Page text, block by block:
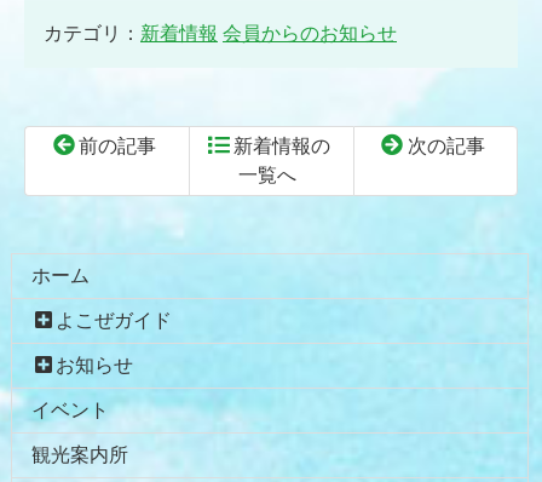
カテゴリ： 新着情報 会員からのお知らせ
前の記事
新着情報の
一覧へ
次の記事
ン
文
の
の
へ
戻
ホーム
よこぜガイド
お知らせ
イベント
観光案内所